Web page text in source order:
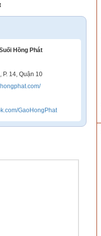
Hồng Phát
14, Quận 10
GaoHongPhat